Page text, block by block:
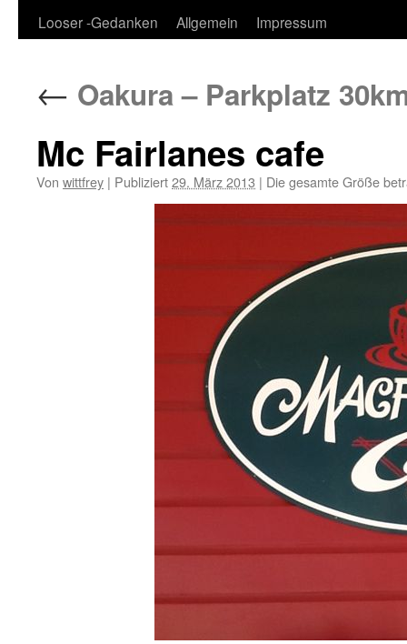
Looser -Gedanken
Allgemein Impressum
← Oakura – Parkplatz
Mc Fairlanes cafe
Von wittfrey | Publiziert29. März 2013 | Die gesamte Größe